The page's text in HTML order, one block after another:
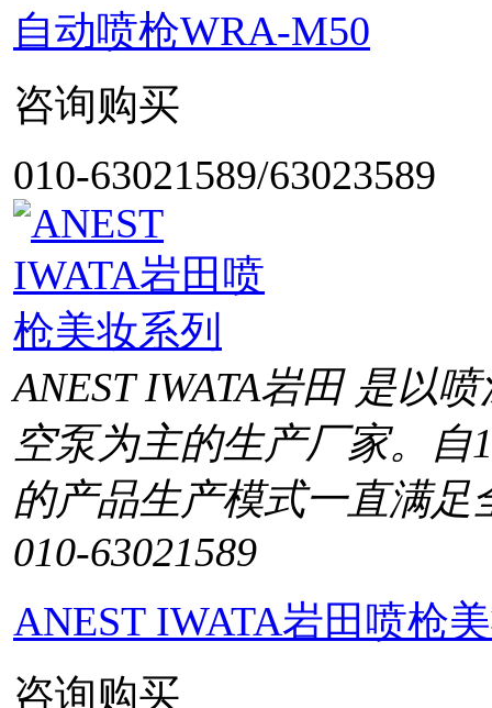
自动喷枪WRA-M50
咨询购买
010-63021589/63023589
ANEST IWATA岩田 是以
空泵为主的生产厂家。自
的产品生产模式一直满足
010-63021589
ANEST IWATA岩田喷枪
咨询购买